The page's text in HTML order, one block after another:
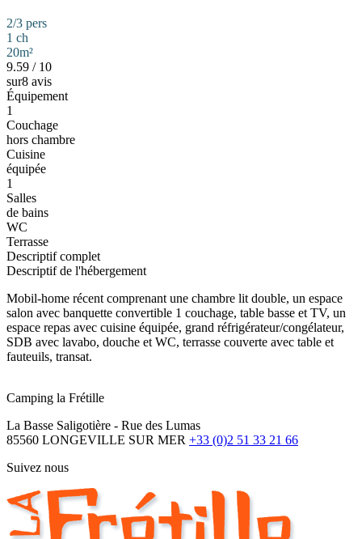
2/3 pers
1 ch
20m²
9.59 / 10
sur8 avis
Équipement
1
Couchage
hors chambre
Cuisine
équipée
1
Salles
de bains
WC
Terrasse
Descriptif complet
Descriptif de l'hébergement
Mobil-home récent comprenant une chambre lit double, un espace
salon avec banquette convertible 1 couchage, table basse et TV, un
espace repas avec cuisine équipée, grand réfrigérateur/congélateur,
SDB avec lavabo, douche et WC, terrasse couverte avec table et
fauteuils, transat.
Camping la Frétille
La Basse Saligotière - Rue des Lumas
85560 LONGEVILLE SUR MER +33 (0)2 51 33 21 66
Suivez nous